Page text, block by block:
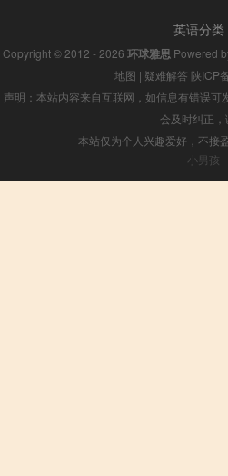
英语分类
Copyright © 2012 - 2026 环球雅思 Powered
地图 | 疑难解答 陕ICP
声明：本站内容来自互联网，如信息有错误
会及时纠正，
本站仅为个人兴趣爱好，不接
小男孩